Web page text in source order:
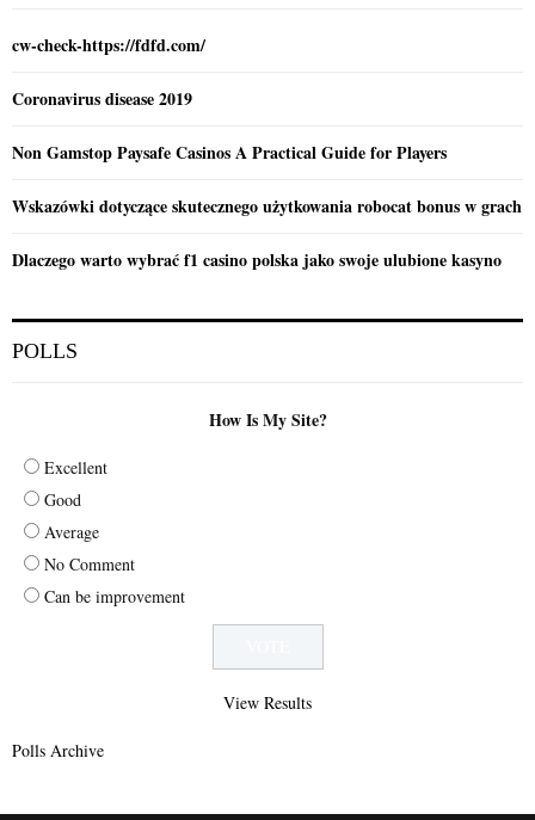
cw-check-https://fdfd.com/
Coronavirus disease 2019
Non Gamstop Paysafe Casinos A Practical Guide for Players
Wskazówki dotyczące skutecznego użytkowania robocat bonus w grach
Dlaczego warto wybrać f1 casino polska jako swoje ulubione kasyno
POLLS
How Is My Site?
Excellent
Good
Average
No Comment
Can be improvement
View Results
Polls Archive